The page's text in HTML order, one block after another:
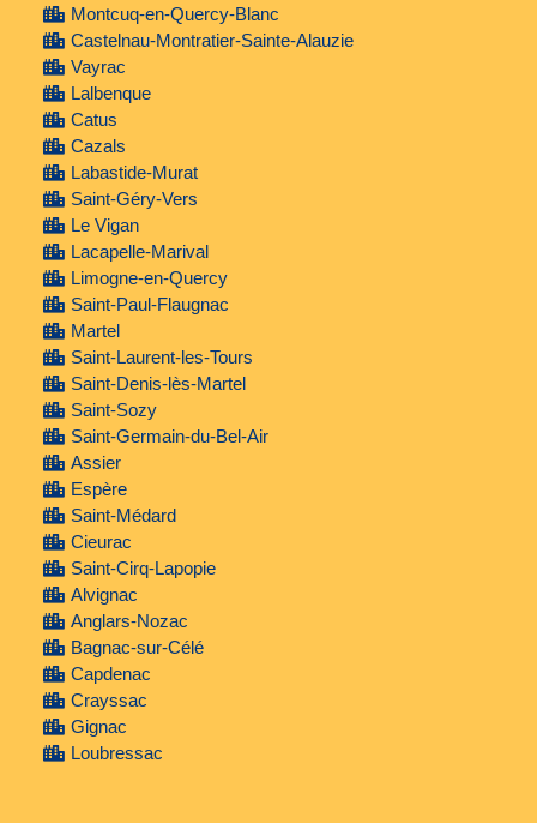
Montcuq-en-Quercy-Blanc
Castelnau-Montratier-Sainte-Alauzie
Vayrac
Lalbenque
Catus
Cazals
Labastide-Murat
Saint-Géry-Vers
Le Vigan
Lacapelle-Marival
Limogne-en-Quercy
Saint-Paul-Flaugnac
Martel
Saint-Laurent-les-Tours
Saint-Denis-lès-Martel
Saint-Sozy
Saint-Germain-du-Bel-Air
Assier
Espère
Saint-Médard
Cieurac
Saint-Cirq-Lapopie
Alvignac
Anglars-Nozac
Bagnac-sur-Célé
Capdenac
Crayssac
Gignac
Loubressac